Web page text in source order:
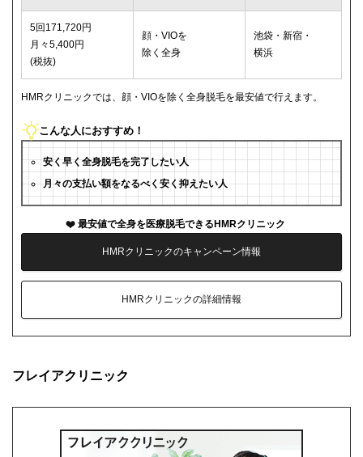
5回171,720円
月々5,400円
(税抜)
顔・VIOを
除く全身
池袋・新宿・
横浜
HMRクリニックでは、顔・VIOを除く全身脱毛を最安値で行えます。
こんな人におすすめ！
安く早く全身脱毛を完了したい人
月々の支払い額をなるべく安く抑えたい人
最安値で全身を医療脱毛できるHMRクリニック
HMRクリニックのキャンペーン情報
HMRクリニックの詳細情報
フレイアクリニック